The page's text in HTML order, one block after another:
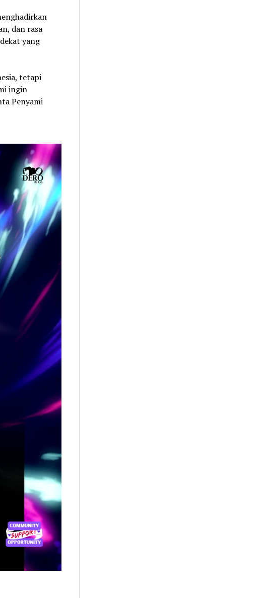
dan rasa
yang
tetapi
ingin
Penyami